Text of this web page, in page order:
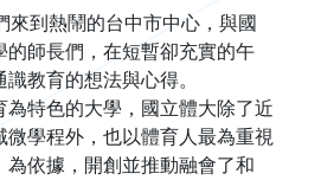
到熱鬧的台中市中心，與國
的師長們，在短暫卻充實的午
教育的想法與心得。
特色的大學，國立體大除了近
學程外，也以體育人最為重視
為依據，開創並推動融會了和